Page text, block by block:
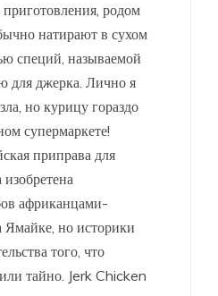
родом
натирают в сухом
специй, называемой
для джерка. Лично я
но курицу гораздо
супермаркете!
приправа для
африканцами-
но историки
того, что
тайно. Jerk Chicken